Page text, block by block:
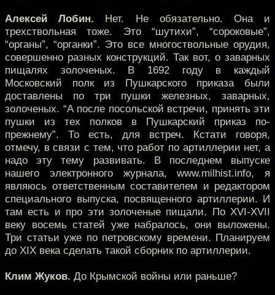
Алексей Лобин. Нет. Не обязательно. Она и
трехствольная тоже. Это “шутихи”, “сороковые”,
“органы”, “органки”. Это все многоствольные орудия,
совершенно разных конструкций. Так вот, о заварных
пищалях золоченых. В 1692 году в каждый
Московский полк из Пушкарского приказа были
доставлены по три пушки железных, заварных,
золоченых. “А после посольской встречи, принять эти
пушки из тех полков в Пушкарский приказ по-
прежнему”. То есть, для встреч. Кстати говоря,
отмечу, в связи с тем, что работ по артиллерии нет, а
надо эту тему развивать. В последнем выпуске
нашего электронного журнала, www.milhist.info, я
являюсь ответственным составителем и редактором
специального выпуска, посвященного артиллерии. И
там есть и про эти золоченые пищали. По XVI-XVII
веку восемь статей уже набралось, они выложены.
Три статьи уже по петровскому времени. Планируем
до XIX века сделать такой сборник по артиллерии.
Клим Жуков. До Крымской войны или раньше?